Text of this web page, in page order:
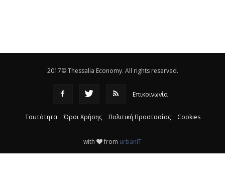
2017© Thessalia Economy. All rights reserved.
Επικοινωνία
Ταυτότητα Όροι Χρήσης Πολιτική Προστασίας Cookies
with from urbanIT